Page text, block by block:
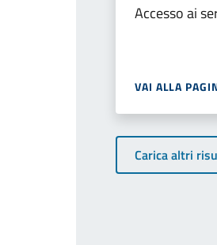
Accesso ai
VAI ALLA
Carica altri